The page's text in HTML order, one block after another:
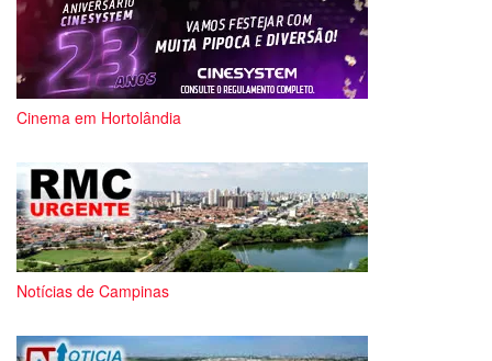
Cinema em Hortolândia
Notícias de Campinas